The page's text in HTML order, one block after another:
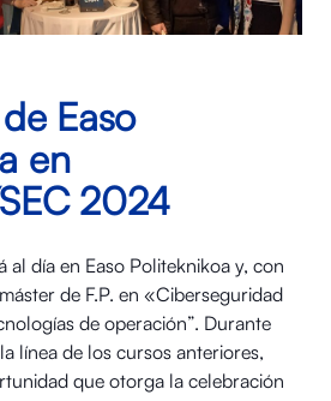
Easo
en
2024
al día en Easo Politeknikoa y, con
de F.P. en «Ciberseguridad
de operación”. Durante
línea de los cursos anteriores,
que otorga la celebración